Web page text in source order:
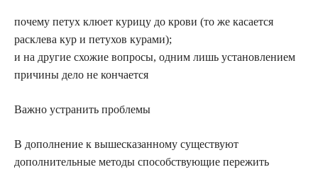
почему петух клюет курицу до крови (то же касается
расклева кур и петухов курами);
и на другие схожие вопросы, одним лишь установлением
причины дело не кончается
Важно устранить проблемы
В дополнение к вышесказанному существуют
дополнительные методы способствующие пережить